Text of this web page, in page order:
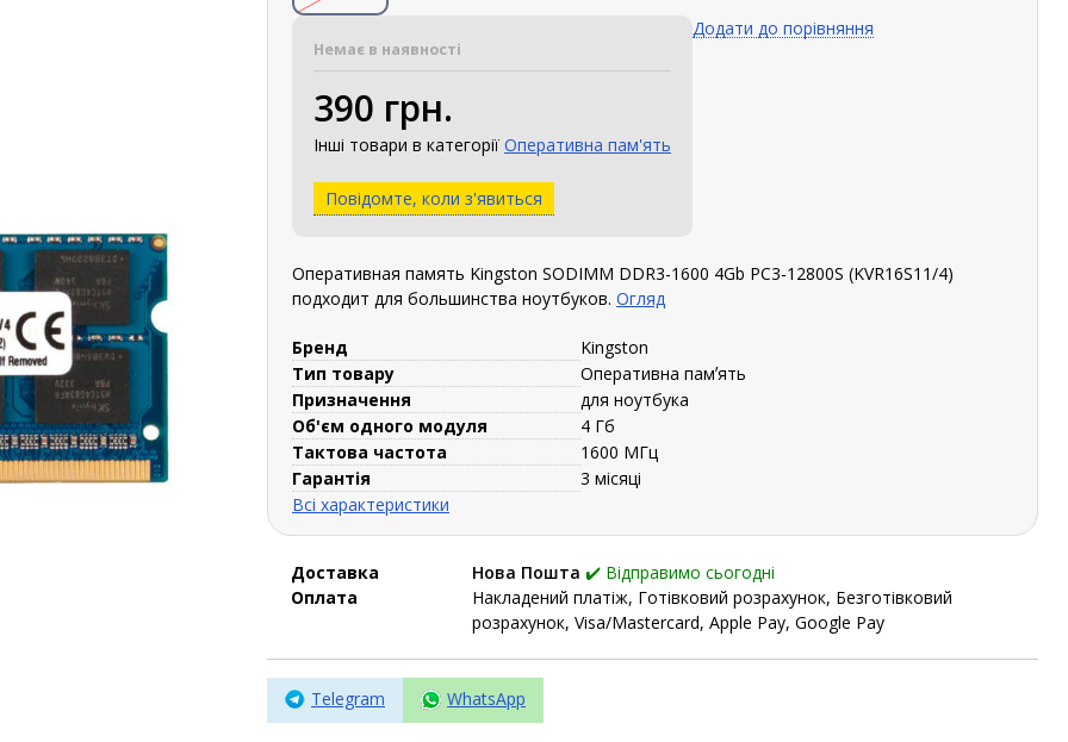
Немає в наявності
390 грн.
Інші товари в категорії Оперативна пам'ять
Повідомте, коли з'явиться
Додати до порівняння
Оперативная память Kingston SODIMM DDR3-1600 4Gb PC3-12800S (KVR16S11/4)
подходит для большинства ноутбуков. Огляд
Бренд
Kingston
Тип товару
Оперативна памʼять
Призначення
для ноутбука
Об'єм одного модуля
4 Гб
Тактова частота
1600 МГц
Гарантія
3 місяці
Всі характеристики
Доставка Нова Пошта ✔️ Відправимо сьогодні
Оплата
Накладений платіж, Готівковий розрахунок, Безготівковий
розрахунок, Visa/Mastercard, Apple Pay, Google Pay
Telegram WhatsApp